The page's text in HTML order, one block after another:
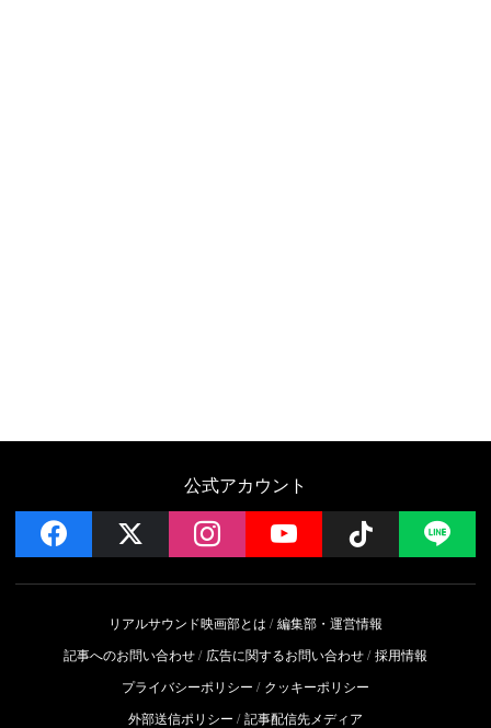
公式アカウント
facebook instagramYouTube Follow
リアルサウンド映画部とは
編集部・運営情報
記事へのお問い合わせ
広告に関するお問い合わせ 採用情報
プライバシーポリシー
クッキーポリシー
外部送信ポリシー
記事配信先メディア